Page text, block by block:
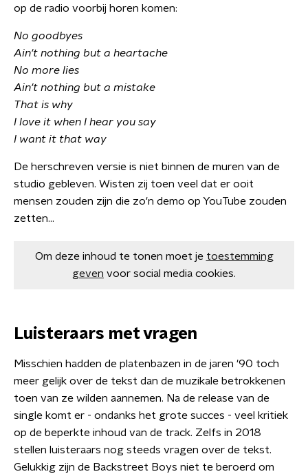
op de radio voorbij horen komen:
No goodbyes
Ain't nothing but a heartache
No more lies
Ain't nothing but a mistake
That is why
I love it when I hear you say
I want it that way
De herschreven versie is niet binnen de muren van de
studio gebleven. Wisten zij toen veel dat er ooit
mensen zouden zijn die zo'n demo op YouTube zouden
zetten...
Om deze inhoud te tonen moet je toestemming
geven voor social media cookies.
Luisteraars met vragen
Misschien hadden de platenbazen in de jaren '90 toch
meer gelijk over de tekst dan de muzikale betrokkenen
toen van ze wilden aannemen. Na de release van de
single komt er - ondanks het grote succes - veel kritiek
op de beperkte inhoud van de track. Zelfs in 2018
stellen luisteraars nog steeds vragen over de tekst.
Gelukkig zijn de Backstreet Boys niet te beroerd om